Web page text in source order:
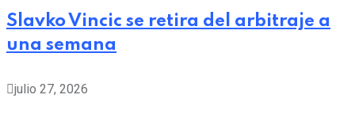
Slavko Vincic se retira del arbitraje a
una semana
julio 27, 2026